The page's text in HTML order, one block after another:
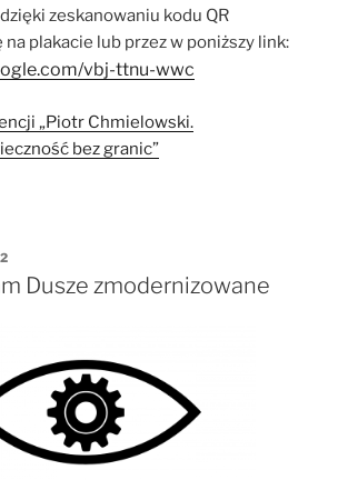
zeskanowaniu kodu QR
plakacie lub przez w poniższy link:
vbj-ttnu-wwc
„Piotr Chmielowski.
bez granic”
Dusze zmodernizowane